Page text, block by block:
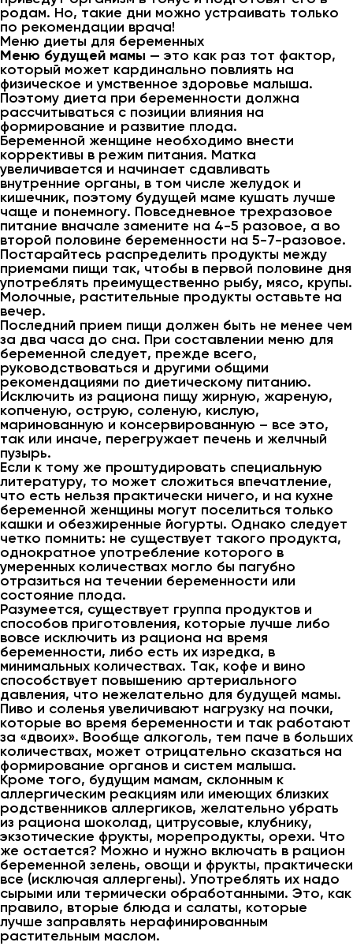
родам. Но, такие дни можно устраивать только
по рекомендации врача!
Меню диеты для беременных
Меню будущей мамы — это как раз тот фактор,
который может кардинально повлиять на
физическое и умственное здоровье малыша.
Поэтому диета при беременности должна
рассчитываться с позиции влияния на
формирование и развитие плода.
Беременной женщине необходимо внести
коррективы в режим питания. Матка
увеличивается и начинает сдавливать
внутренние органы, в том числе желудок и
кишечник, поэтому будущей маме кушать лучше
чаще и понемногу. Повседневное трехразовое
питание вначале замените на 4-5 разовое, а во
второй половине беременности на 5-7-разовое.
Постарайтесь распределить продукты между
приемами пищи так, чтобы в первой половине дня
употреблять преимущественно рыбу, мясо, крупы.
Молочные, растительные продукты оставьте на
вечер.
Последний прием пищи должен быть не менее чем
за два часа до сна. При составлении меню для
беременной следует, прежде всего,
руководствоваться и другими общими
рекомендациями по диетическому питанию.
Исключить из рациона пищу жирную, жареную,
копченую, острую, соленую, кислую,
маринованную и консервированную – все это,
так или иначе, перегружает печень и желчный
пузырь.
Если к тому же проштудировать специальную
литературу, то может сложиться впечатление,
что есть нельзя практически ничего, и на кухне
беременной женщины могут поселиться только
кашки и обезжиренные йогурты. Однако следует
четко помнить: не существует такого продукта,
однократное употребление которого в
умеренных количествах могло бы пагубно
отразиться на течении беременности или
состояние плода.
Разумеется, существует группа продуктов и
способов приготовления, которые лучше либо
вовсе исключить из рациона на время
беременности, либо есть их изредка, в
минимальных количествах. Так, кофе и вино
способствует повышению артериального
давления, что нежелательно для будущей мамы.
Пиво и соленья увеличивают нагрузку на почки,
которые во время беременности и так работают
за «двоих». Вообще алкоголь, тем паче в больших
количествах, может отрицательно сказаться на
формирование органов и систем малыша.
Кроме того, будущим мамам, склонным к
аллергическим реакциям или имеющих близких
родственников аллергиков, желательно убрать
из рациона шоколад, цитрусовые, клубнику,
экзотические фрукты, морепродукты, орехи. Что
же остается? Можно и нужно включать в рацион
беременной зелень, овощи и фрукты, практически
все (исключая аллергены). Употреблять их надо
сырыми или термически обработанными. Это, как
правило, вторые блюда и салаты, которые
лучше заправлять нерафинированным
растительным маслом.